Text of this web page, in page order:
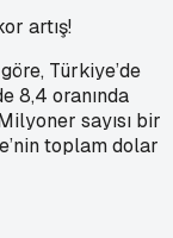
artış!
Türkiye’de
8,4 oranında
sayısı bir
toplam dolar